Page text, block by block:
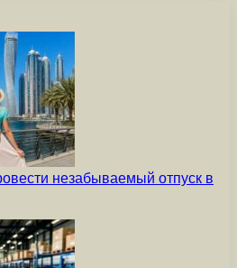
незабываемый отпуск в